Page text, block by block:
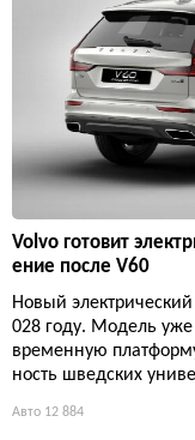
Volvo готовит
ение после V60
Новый
028 году. Модель
временную
ность шведских
Авто 12 884